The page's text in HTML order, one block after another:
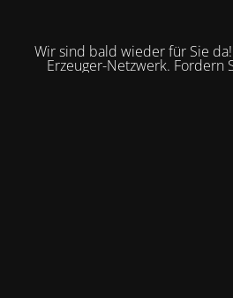
Wir sind bald wieder für Sie
Erzeuger-Netzwerk. Fordern